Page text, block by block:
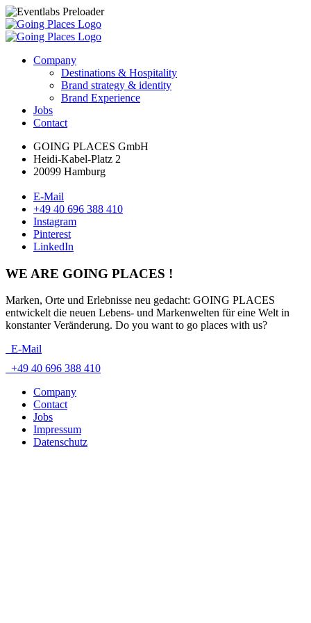
Company
Destinations & Hospitality
Brand strategy & identity
Brand Experience
Jobs
Contact
GOING PLACES GmbH
Heidi-Kabel-Platz 2
20099 Hamburg
E-Mail
+49 40 696 388 410
Instagram
Pinterest
LinkedIn
WE ARE GOING PLACES !
Marken, Orte und Erlebnisse neu gedacht: GOING PLACES
entwickelt die neuen Lebens- und Markenwelten für eine Welt in
konstanter Veränderung. Do you want to go places with us?
E-Mail
+49 40 696 388 410
Company
Contact
Jobs
Impressum
Datenschutz